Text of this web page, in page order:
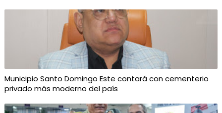
Municipio Santo Domingo Este contará con cementerio
privado más moderno del país